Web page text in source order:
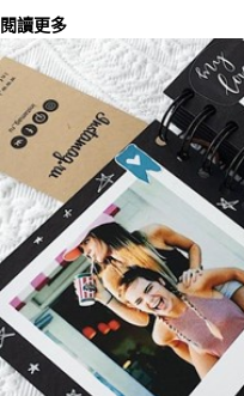
閱讀更多